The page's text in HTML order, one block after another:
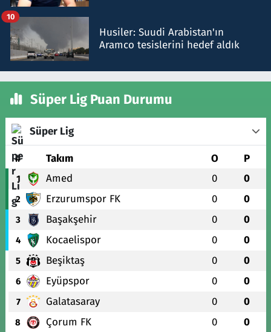
Husiler: Suudi Arabistan'ın
Aramco tesislerini hedef aldık
10
Süper Lig Puan Durumu
Süper Lig
# Takım O P
1 Amed 0 0
2 Erzurumspor FK 0 0
3 Başakşehir 0 0
4 Kocaelispor 0 0
5 Beşiktaş 0 0
6 Eyüpspor 0 0
7 Galatasaray 0 0
8 Çorum FK 0 0